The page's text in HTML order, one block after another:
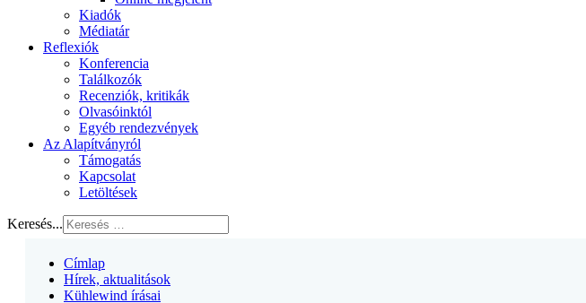
Kiadók
Médiatár
Reflexiók
Konferencia
Találkozók
Recenziók, kritikák
Olvasóinktól
Egyéb rendezvények
Az Alapítványról
Támogatás
Kapcsolat
Letöltések
Keresés...
Címlap
Hírek, aktualitások
Kühlewind írásai